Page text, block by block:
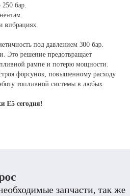
250 бар.
вибрациях.
под давлением 300 бар.
Это решение предотвращает
рампе и потерю мощности.
форсунок, повышенному расходу
топливной системы в любых
E5 сегодня!
запчасти, так же